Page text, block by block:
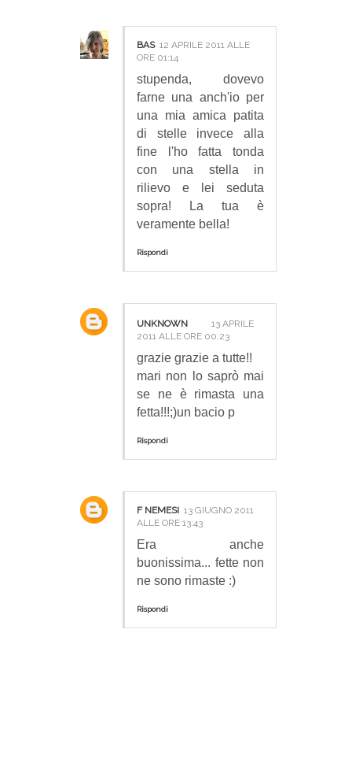
BAS 12 APRILE 2011 ALLE
ORE 01:14
stupenda, dovevo
farne una anch'io per
una mia amica patita
di stelle invece alla
fine l'ho fatta tonda
con una stella in
rilievo e lei seduta
sopra! La tua è
veramente bella!
Rispondi
UNKNOWN
13 APRILE
2011 ALLE ORE 00:23
grazie grazie a tutte!!
mari non lo saprò mai
se ne è rimasta una
fetta!!!;)un bacio p
Rispondi
F NEMESI 13 GIUGNO 2011
ALLE ORE 13:43
Era anche
buonissima... fette non
ne sono rimaste :)
Rispondi